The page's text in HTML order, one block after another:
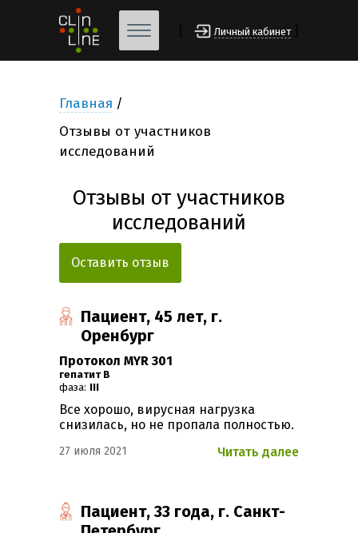
Личный кабинет
Главная
Отзывы от участников
исследований
Отзывы от участников
исследований
Оставить отзыв
Пациент, 45 лет, г.
Оренбург
Протокол MYR 301
Гепатит B
фаза: III
Все хорошо, вирусная нагрузка
снизилась, но не пропала полностью.
Читать далее
27 июля 2021
Пациент, 33 года, г. Санкт-